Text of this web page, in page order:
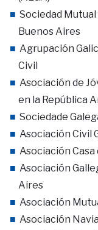
Sociedad
Buenos Aires
Agrupación
Civil
Asociación de
en la República
Sociedade
Asociación Civil
Asociación Casa
Asociación
Aires
Asociación
Asociación